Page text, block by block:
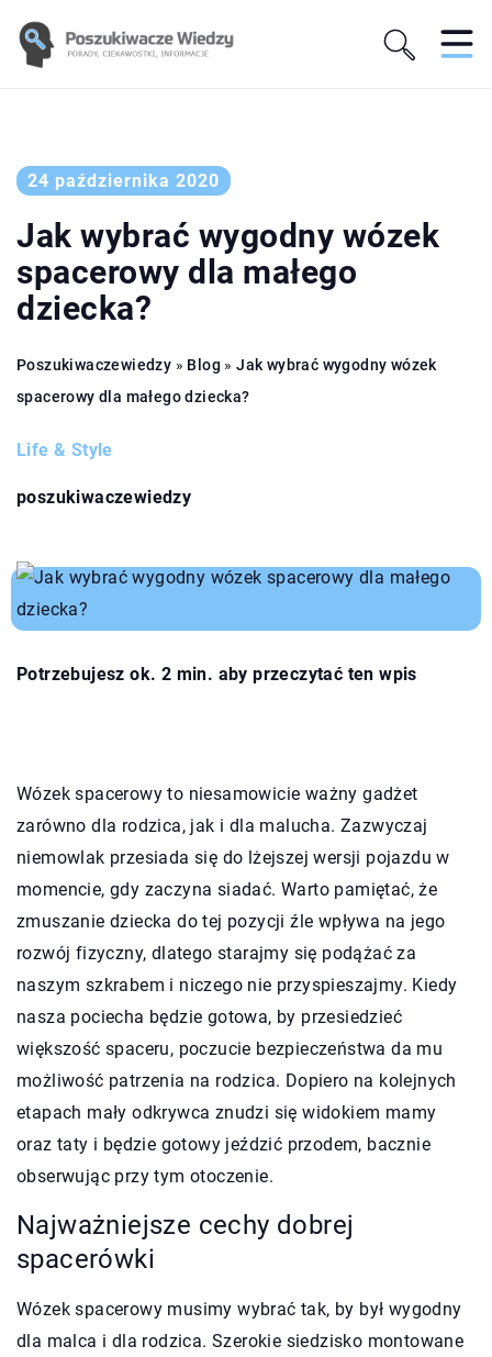
24 października 2020
Jak wybrać wygodny wózek
spacerowy dla małego
dziecka?
Poszukiwaczewiedzy » Blog »Jak wybrać wygodny wózek
spacerowy dla małego dziecka?
Life & Style
poszukiwaczewiedzy
Potrzebujesz ok. 2 min. aby przeczytać ten wpis
Wózek spacerowy to niesamowicie ważny gadżet
zarówno dla rodzica, jak i dla malucha. Zazwyczaj
niemowlak przesiada się do lżejszej wersji pojazdu w
momencie, gdy zaczyna siadać. Warto pamiętać, że
zmuszanie dziecka do tej pozycji źle wpływa na jego
rozwój fizyczny, dlatego starajmy się podążać za
naszym szkrabem i niczego nie przyspieszajmy. Kiedy
nasza pociecha będzie gotowa, by przesiedzieć
większość spaceru, poczucie bezpieczeństwa da mu
możliwość patrzenia na rodzica. Dopiero na kolejnych
etapach mały odkrywca znudzi się widokiem mamy
oraz taty i będzie gotowy jeździć przodem, bacznie
obserwując przy tym otoczenie.
Najważniejsze cechy dobrej
spacerówki
Wózek spacerowy musimy wybrać tak, by był wygodny
dla malca i dla rodzica. Szerokie siedzisko montowane